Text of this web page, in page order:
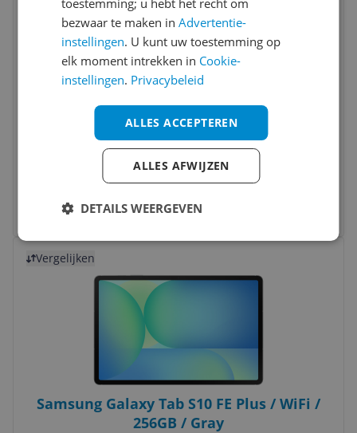
10.0(1)
RAM:6 gb
Schermdiagonaal:10 tot 12 inch
v.a. € 459,00
-6%
Ga naar goedkoopste
Vergelijken
Samsung Galaxy Tab S10 FE Plus / WiFi /
256GB / Gray
Bekijk product
bezwaar te maken inAdvertentie-
instellingen. U kunt uw toestemming op
elk moment intrekken in Cookie-
instellingen. Privacybeleid
ALLES ACCEPTEREN
ALLES AFWIJZEN
DETAILS WEERGEVEN